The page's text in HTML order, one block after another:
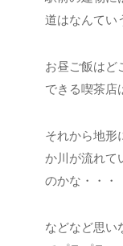
道はなんてい
お昼ご飯はど
できる喫茶店
それから地形
か川が流れて
のかな・・・
などなど思い